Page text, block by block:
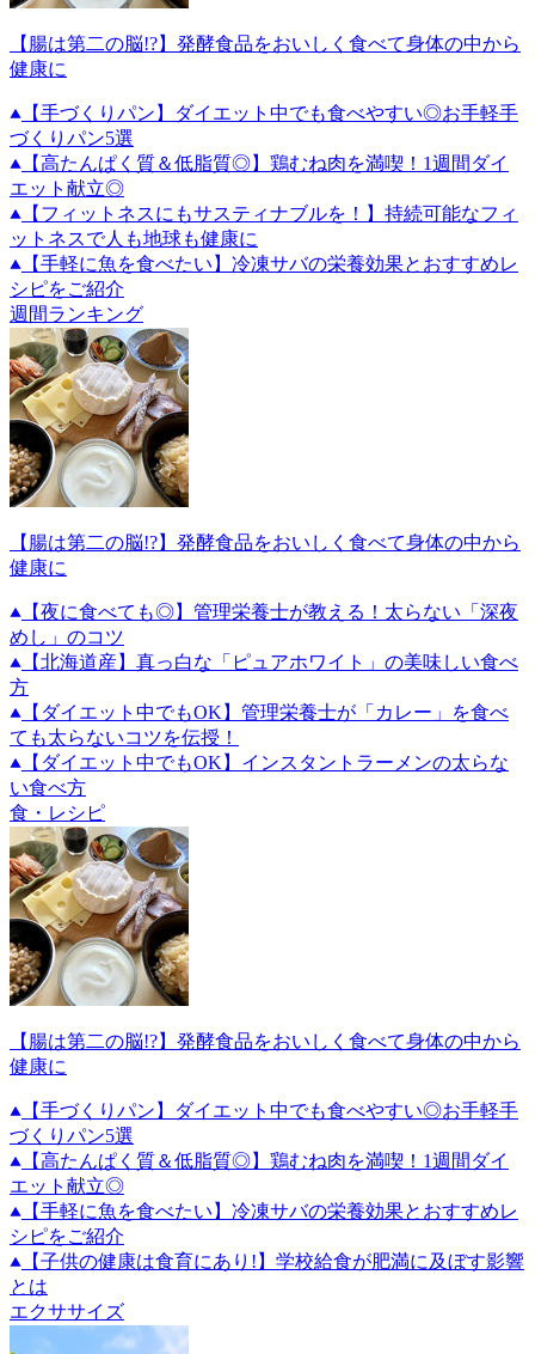
【腸は第二の脳!?】発酵食品をおいしく食べて身体の中から
健康に
【手づくりパン】ダイエット中でも食べやすい◎お手軽手
づくりパン5選
【高たんぱく質＆低脂質◎】鶏むね肉を満喫！1週間ダイ
エット献立◎
【フィットネスにもサスティナブルを！】持続可能なフィ
ットネスで人も地球も健康に
【手軽に魚を食べたい】冷凍サバの栄養効果とおすすめレ
シピをご紹介
週間ランキング
【腸は第二の脳!?】発酵食品をおいしく食べて身体の中から
健康に
【夜に食べても◎】管理栄養士が教える！太らない「深夜
めし」のコツ
【北海道産】真っ白な「ピュアホワイト」の美味しい食べ
方
【ダイエット中でもOK】管理栄養士が「カレー」を食べ
ても太らないコツを伝授！
【ダイエット中でもOK】インスタントラーメンの太らな
い食べ方
食・レシピ
【腸は第二の脳!?】発酵食品をおいしく食べて身体の中から
健康に
【手づくりパン】ダイエット中でも食べやすい◎お手軽手
づくりパン5選
【高たんぱく質＆低脂質◎】鶏むね肉を満喫！1週間ダイ
エット献立◎
【手軽に魚を食べたい】冷凍サバの栄養効果とおすすめレ
シピをご紹介
【子供の健康は食育にあり!】学校給食が肥満に及ぼす影響
とは
エクササイズ